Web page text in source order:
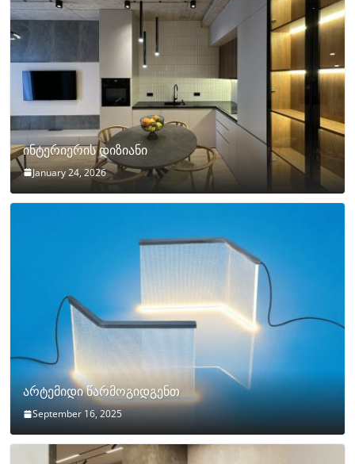
ინტერიერის დიზიანი
January 24, 2026
არტემიდი წარმოგიდგენთ
September 16, 2025